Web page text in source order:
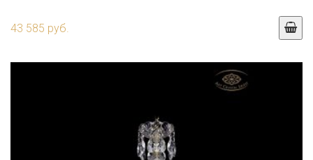
43 585 руб.